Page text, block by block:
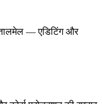
— एडिटिंग और